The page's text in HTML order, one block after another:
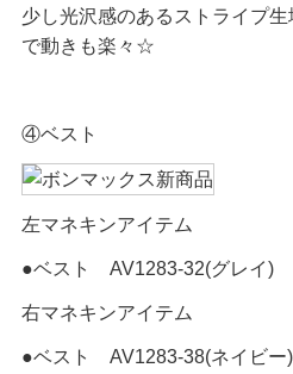
少し光沢感のあるストライプ
で動きも楽々☆
④ベスト
左マネキンアイテム
●ベスト AV1283-32(グレイ)
右マネキンアイテム
●ベスト AV1283-38(ネイビー)